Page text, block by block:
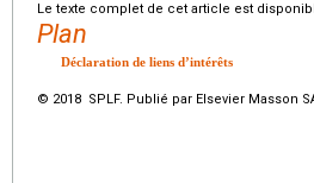
Le texte complet de cet article est
Plan
Déclaration de liens d’intérêts
© 2018 SPLF. Publié par Elsevier Masson